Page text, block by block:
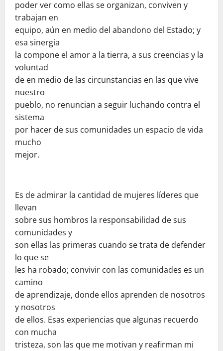
poder ver como ellas se organizan, conviven y
trabajan en
equipo, aún en medio del abandono del Estado; y
esa sinergia
la compone el amor a la tierra, a sus creencias y la
voluntad
de en medio de las circunstancias en las que vive
nuestro
pueblo, no renuncian a seguir luchando contra el
sistema
por hacer de sus comunidades un espacio de vida
mucho
mejor.
Es de admirar la cantidad de mujeres líderes que
llevan
sobre sus hombros la responsabilidad de sus
comunidades y
son ellas las primeras cuando se trata de defender
lo que se
les ha robado; convivir con las comunidades es un
camino
de aprendizaje, donde ellos aprenden de nosotros
y nosotros
de ellos. Esas experiencias que algunas recuerdo
con mucha
tristeza, son las que me motivan y reafirman mi